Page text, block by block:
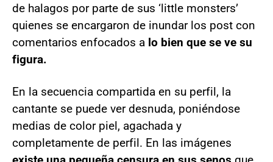
de halagos por parte de sus ‘little monsters’
quienes se encargaron de inundar los post con
comentarios enfocados a lo bien que se ve su
figura.
En la secuencia compartida en su perfil, la
cantante se puede ver desnuda, poniéndose
medias de color piel, agachada y
completamente de perfil. En las imágenes